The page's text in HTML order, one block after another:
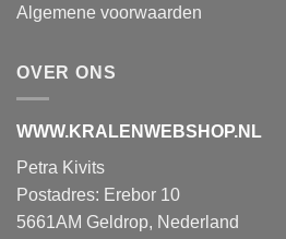
Algemene voorwaarden
OVER ONS
WWW.KRALENWEBSHOP.NL
Petra Kivits
Postadres: Erebor 10
5661AM Geldrop, Nederland